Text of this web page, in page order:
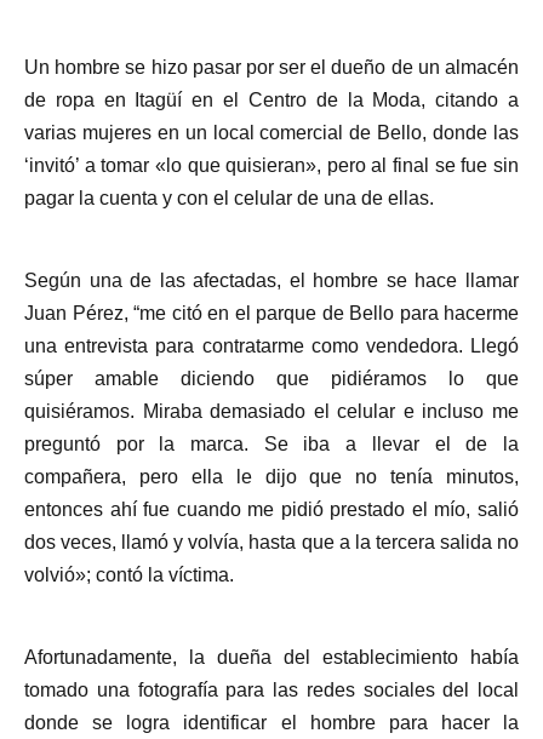
Un hombre se hizo pasar por ser el dueño de un almacén
de ropa en Itagüí en el Centro de la Moda, citando a
varias mujeres en un local comercial de Bello, donde las
‘invitó’ a tomar «lo que quisieran», pero al final se fue sin
pagar la cuenta y con el celular de una de ellas.
Según una de las afectadas, el hombre se hace llamar
Juan Pérez, “me citó en el parque de Bello para hacerme
una entrevista para contratarme como vendedora. Llegó
súper amable diciendo que pidiéramos lo que
quisiéramos. Miraba demasiado el celular e incluso me
preguntó por la marca. Se iba a llevar el de la
compañera, pero ella le dijo que no tenía minutos,
entonces ahí fue cuando me pidió prestado el mío, salió
dos veces, llamó y volvía, hasta que a la tercera salida no
volvió»; contó la víctima.
Afortunadamente, la dueña del establecimiento había
tomado una fotografía para las redes sociales del local
donde se logra identificar el hombre para hacer la